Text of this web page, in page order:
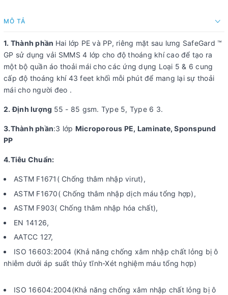
MÔ TẢ
1. Thành phần Hai lớp PE và PP, riêng mặt sau lưng SafeGard ™
GP sử dụng vải SMMS 4 lớp cho độ thoáng khí cao để tạo ra
một bộ quần áo thoải mái cho các ứng dụng Loại 5 & 6 cung
cấp độ thoáng khí 43 feet khối mỗi phút để mang lại sự thoải
mái cho người đeo .
2. Định lượng 55 - 85 gsm. Type 5, Type 6 3.
3.Thành phần:3 lớp Microporous PE, Laminate, Sponspund
PP
4.Tiêu Chuẩn:
ASTM F1671( Chống thâm nhập virut),
ASTM F1670( Chống thâm nhập dịch máu tổng hợp),
ASTM F903( Chống thâm nhập hóa chất),
EN 14126,
AATCC 127,
ISO 16603:2004 (Khả năng chống xâm nhập chất lỏng bị ô
nhiễm dưới áp suất thủy tĩnh-Xét nghiệm máu tổng hợp)
ISO 16604:2004(Khả năng chống xâm nhập chất lỏng bị ô